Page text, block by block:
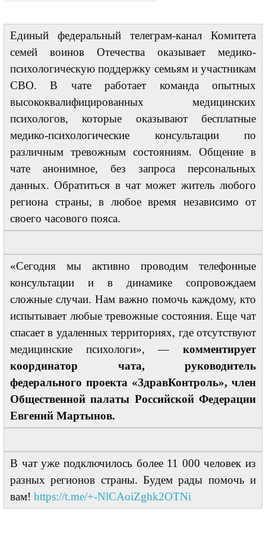
Единый федеральный телеграм-канал Комитета
семей воинов Отечества оказывает медико-
психологическую поддержку семьям и участникам
СВО. В чате работает команда опытных
высококвалифицированных медицинских
психологов, которые оказывают бесплатные
медико-психологические консультации по
различным тревожным состояниям. Общение в
чате анонимное, без запроса персональных
данных. Обратиться в чат может житель любого
региона страны, в любое время независимо от
своего часового пояса.
«Сегодня мы активно проводим телефонные
консультации и в динамике сопровождаем
сложные случаи. Нам важно помочь каждому, кто
испытывает любые тревожные состояния. Еще чат
спасает в удаленных территориях, где отсутствуют
медицинские психологи», — комментирует
координатор чата, руководитель
федерального проекта «ЗдравКонтроль», член
Общественной палаты Российской Федерации
Евгений Мартынов.
В чат уже подключилось более 11 000 человек из
разных регионов страны. Будем рады помочь и
вам! https://t.me/+-NlCAoiZghk2OTNi